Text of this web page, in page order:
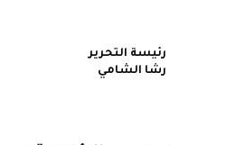
رئيسة التحرير
رشا الشامي